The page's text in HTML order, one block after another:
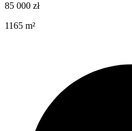
85 000 zł
1165 m²